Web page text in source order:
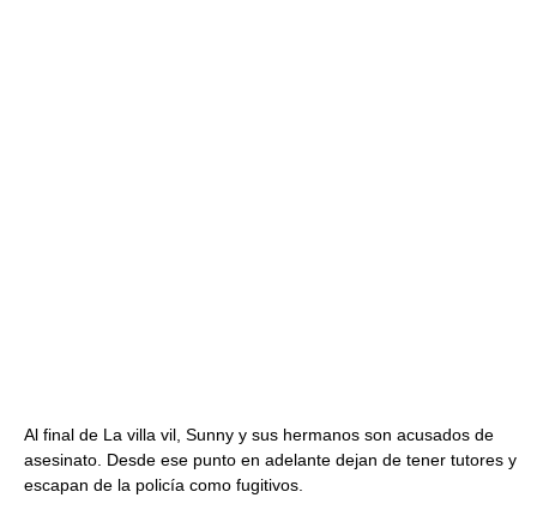
Al final de La villa vil, Sunny y sus hermanos son acusados de
asesinato. Desde ese punto en adelante dejan de tener tutores y
escapan de la policía como fugitivos.